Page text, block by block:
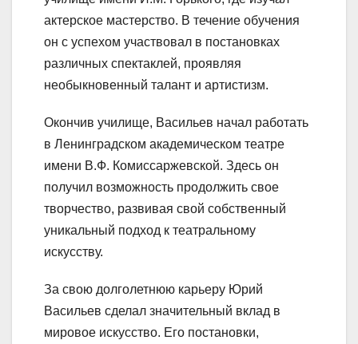
актерское мастерство. В течение обучения
он с успехом участвовал в постановках
различных спектаклей, проявляя
необыкновенный талант и артистизм.
Окончив училище, Васильев начал работать
в Ленинградском академическом театре
имени В.Ф. Комиссаржевской. Здесь он
получил возможность продолжить свое
творчество, развивая свой собственный
уникальный подход к театральному
искусству.
За свою долголетнюю карьеру Юрий
Васильев сделал значительный вклад в
мировое искусство. Его постановки,